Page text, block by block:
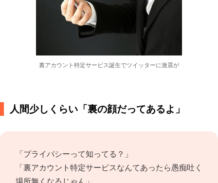
裏アカウント特定サービス誕生でツイッターに激震が
人間少しくらい「裏の顔だってあるよ」
「プライバシーって知ってる？」
「裏アカウント特定サービスなんてあったら愚痴吐く
場所無くなるじゃん」